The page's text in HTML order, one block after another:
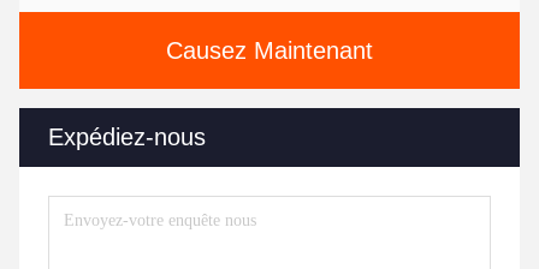
Causez Maintenant
Expédiez-nous